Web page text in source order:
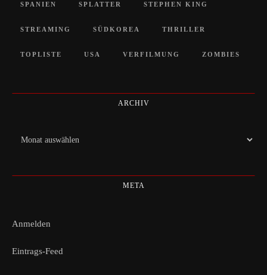
SPANIEN SPLATTER STEPHEN KING
STREAMING SÜDKOREA THRILLER
TOPLISTE USA VERFILMUNG ZOMBIES
ARCHIV
Archiv
META
Anmelden
Eintrags-Feed